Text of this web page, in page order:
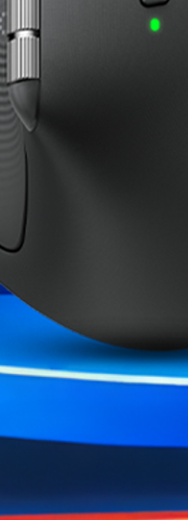
Wi-Fi
:
Gigabyte X570